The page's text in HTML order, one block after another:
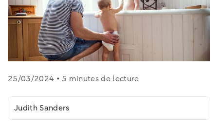
25/03/2024 • 5 minutes de lecture
Judith Sanders